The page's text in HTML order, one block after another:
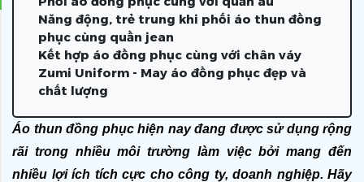
Năng động, trẻ trung khi phối áo thun đồng
phục cùng quần jean
Kết hợp áo đồng phục cùng với chân váy
Zumi Uniform - May áo đồng phục đẹp và
chất lượng
Áo thun đồng phục hiện nay đang được sử dụng rộng
rãi trong nhiều môi trường làm việc bởi mang đến
nhiều lợi ích tích cực cho công ty, doanh nghiệp. Hãy